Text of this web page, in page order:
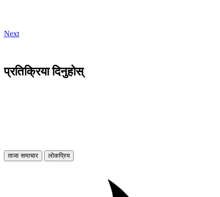
Next
प्रतिक्रिया दिनुहोस्
ताजा समाचार लोकप्रिय